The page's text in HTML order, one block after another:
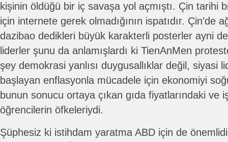
kişinin öldüğü bir iç savaşa yol açmıştı. Çin tarihi
için internete gerek olmadığının ispatıdır. Çin’de
dazibao dedikleri büyük karakterli posterler ayni
liderler şunu da anlamışlardı ki TienAnMen
şey demokrasi yanlısı duygusallıklar değil, siyasi
başlayan enflasyonla mücadele için ekonomiyi
bunun sonucu ortaya çıkan gıda fiyatlarındaki ve
öğrencilerin öfkeleriydi.
Şüphesiz ki istihdam yaratma ABD için de